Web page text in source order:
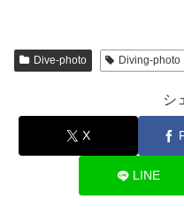
Dive-photo Diving-photo
シ
X
LINE